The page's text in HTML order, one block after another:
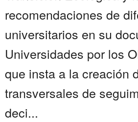
recomendaciones de
universitarios en su
Universidades por los
que insta a la creación
transversales de
deci...